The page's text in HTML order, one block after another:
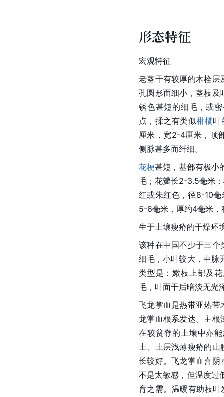
形态特征
宏观特征
老茎干有较厚的木栓层
孔圆形而细小，茎枝及
锈色甚短的细毛，或
点，揉之有类似柑橘叶
厘米，宽2-4厘米，顶
侧脉甚多而纤细。
花梗甚短，基部有极小
毛；花瓣长2-3.5毫米
红或朱红色，径8-10
5-6毫米，厚约4毫米
生于土壤瘦瘠的干燥环
该种在中国不少于三个
细毛，小叶较大，中脉
类型是：嫩枝上部及
毛，叶面干后暗淡无光
飞龙掌血是热带亚热带
龙掌血根系发达。主根
在较贫脊的土壤中亦
土、土层浅薄瘦瘠的
长较好。飞龙掌血喜阴
不是太敏感，但温度
育之需。温暖有助枝